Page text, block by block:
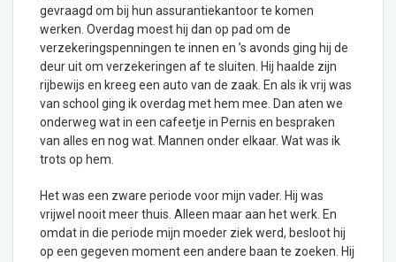
gevraagd om bij hun assurantiekantoor te komen
werken. Overdag moest hij dan op pad om de
verzekeringspenningen te innen en ’s avonds ging hij de
deur uit om verzekeringen af te sluiten. Hij haalde zijn
rijbewijs en kreeg een auto van de zaak. En als ik vrij was
van school ging ik overdag met hem mee. Dan aten we
onderweg wat in een cafeetje in Pernis en bespraken
van alles en nog wat. Mannen onder elkaar. Wat was ik
trots op hem.
Het was een zware periode voor mijn vader. Hij was
vrijwel nooit meer thuis. Alleen maar aan het werk. En
omdat in die periode mijn moeder ziek werd, besloot hij
op een gegeven moment een andere baan te zoeken. Hij